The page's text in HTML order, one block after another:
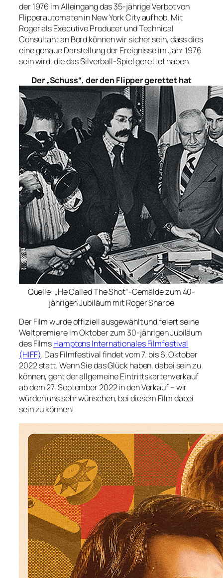
der 1976 im Alleingang das 35-jährige Verbot von
Flipperautomaten in New York City aufhob. Mit
Roger als Executive Producer und Technical
Consultant an Bord können wir sicher sein, dass dies
eine genaue Darstellung der Ereignisse im Jahr 1976
sein wird, die das Silverball-Spiel gerettet haben.
Der „Schuss“, der den Flipper gerettet hat
Quelle: „He Called The Shot“-Gemälde zum 40-
jährigen Jubiläum mit Roger Sharpe
Der Film wurde offiziell ausgewählt und feiert seine
Weltpremiere im Oktober zum 30-jährigen Jubiläum
des FilmsHamptons Internationales Filmfestival
(HIFF). Das Filmfestival findet vom 7. bis 6. Oktober
2022 statt. Wenn Sie das Glück haben, dabei sein zu
können, geht der allgemeine Eintrittskartenverkauf
ab dem 27. September 2022 in den Verkauf – wir
würden uns sehr wünschen, bei diesem Film dabei
sein zu können!